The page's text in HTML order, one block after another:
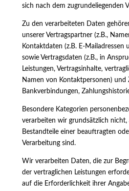
sich nach dem zugrundeliegenden
Zu den verarbeiteten Daten
unserer Vertragspartner (z.B.,
Kontaktdaten (z.B. E-Mailadressen
sowie Vertragsdaten (z.B., in
Leistungen, Vertragsinhalte,
Namen von Kontaktpersonen) und
Bankverbindungen,
Besondere Kategorien
verarbeiten wir grundsätzlich nicht,
Bestandteile einer beauftragten
Verarbeitung sind.
Wir verarbeiten Daten, die zur
der vertraglichen Leistungen
auf die Erforderlichkeit ihrer